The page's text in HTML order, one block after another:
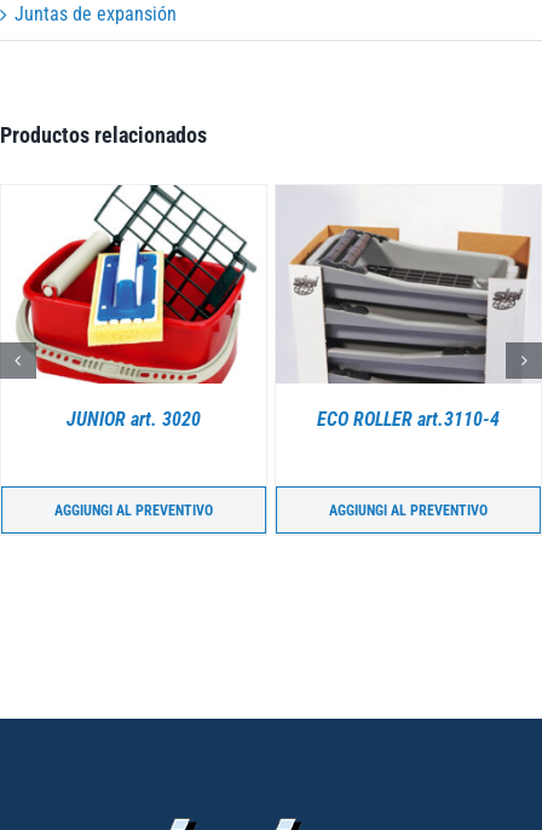
Juntas de expansión
Productos relacionados
JUNIOR art. 3020
AGGIUNGI AL PREVENTIVO
DETAILS
ECO ROLLER art.3110-4
AGGIUNGI AL PREVENTIVO